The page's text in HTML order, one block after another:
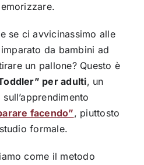
se ci avvicinassimo alle
da bambini ad
un pallone? Questo è
per adulti, un
facendo”, piuttosto
formale.
come il metodo